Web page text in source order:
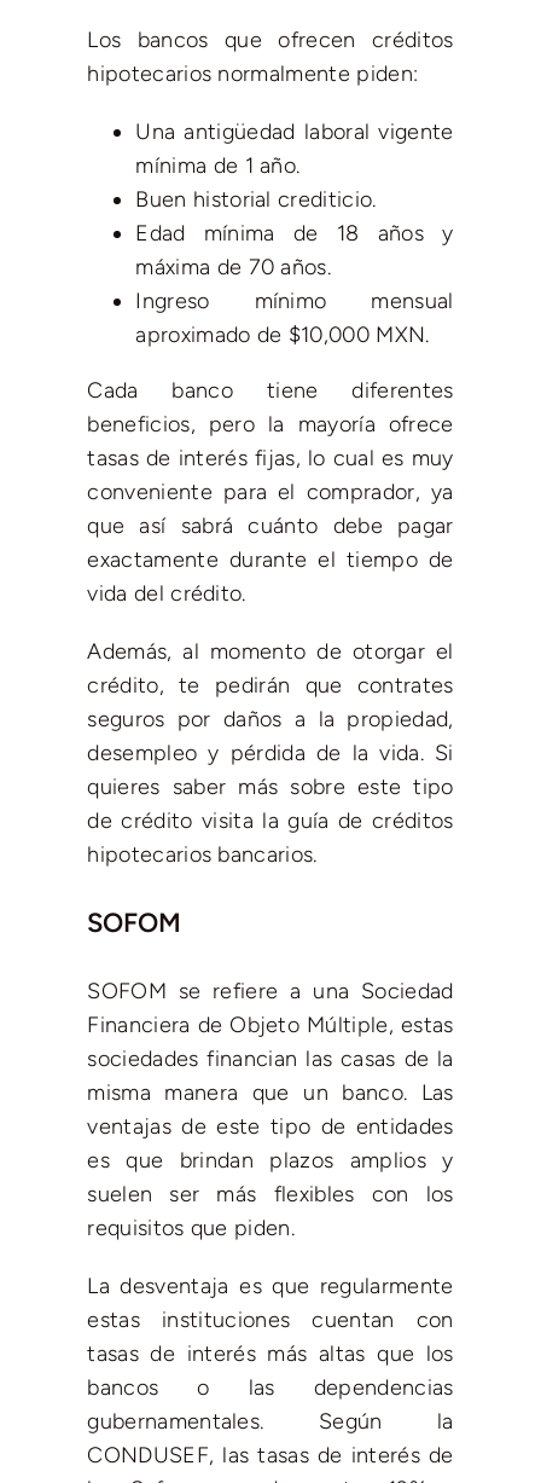
Los bancos que ofrecen créditos
hipotecarios normalmente piden:
Una antigüedad laboral vigente
mínima de 1 año.
Buen historial crediticio.
Edad mínima de 18 años y
máxima de 70 años.
Ingreso mínimo mensual
aproximado de $10,000 MXN.
Cada banco tiene diferentes
beneficios, pero la mayoría ofrece
tasas de interés fijas, lo cual es muy
conveniente para el comprador, ya
que así sabrá cuánto debe pagar
exactamente durante el tiempo de
vida del crédito.
Además, al momento de otorgar el
crédito, te pedirán que contrates
seguros por daños a la propiedad,
desempleo y pérdida de la vida. Si
quieres saber más sobre este tipo
de crédito visita la guía de créditos
hipotecarios bancarios.
SOFOM
SOFOM se refiere a una Sociedad
Financiera de Objeto Múltiple, estas
sociedades financian las casas de la
misma manera que un banco. Las
ventajas de este tipo de entidades
es que brindan plazos amplios y
suelen ser más flexibles con los
requisitos que piden.
La desventaja es que regularmente
estas instituciones cuentan con
tasas de interés más altas que los
bancos o las dependencias
gubernamentales. Según la
CONDUSEF, las tasas de interés de